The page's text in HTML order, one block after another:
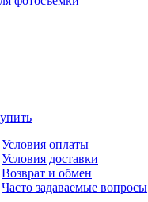
Условия оплаты
Условия доставки
Возврат и обмен
Часто задаваемые вопросы